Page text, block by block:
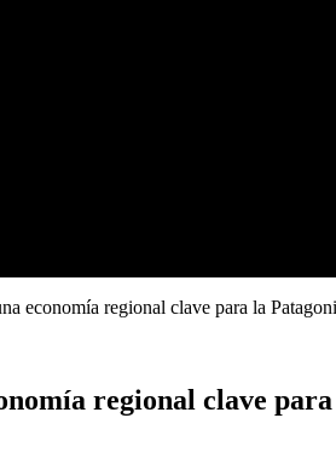
economía regional clave para la
regional clave